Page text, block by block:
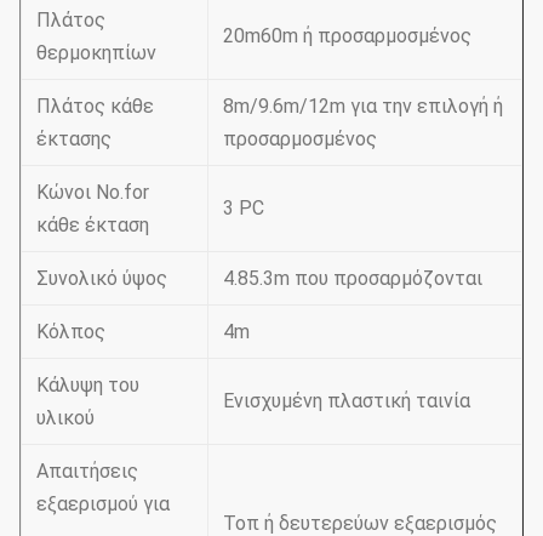
Πλάτος
θερμοκηπίων
20m60m ή προσαρμοσμένος
Πλάτος κάθε
έκτασης
8m/9.6m/12m για την επιλογή ή
προσαρμοσμένος
Κώνοι No.for
κάθε έκταση
3 PC
Συνολικό ύψος 4.85.3m που προσαρμόζονται
Κόλπος 4m
Κάλυψη του
υλικού
Ενισχυμένη πλαστική ταινία
Απαιτήσεις
εξαερισμού για
Τοπ ή δευτερεύων εξαερισμός